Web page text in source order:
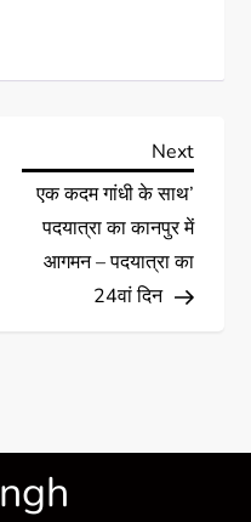
Next
एक कदम गांधी के साथ’
पदयात्रा का कानपुर में
आगमन – पदयात्रा का
24वां दिन